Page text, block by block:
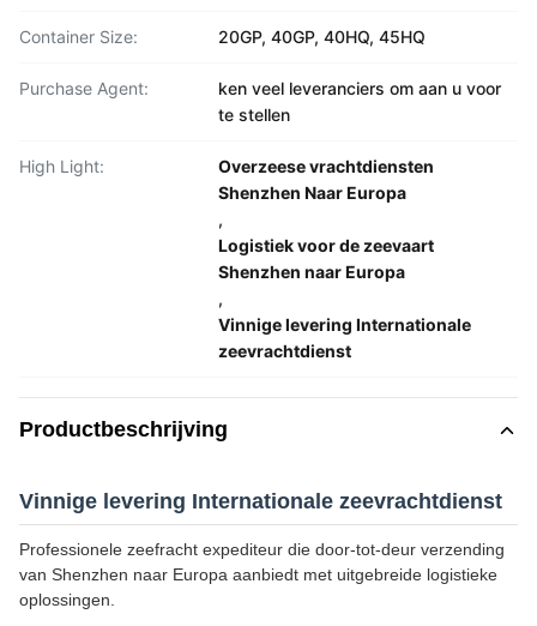
Container Size: 20GP, 40GP, 40HQ, 45HQ
Purchase Agent:
ken veel leveranciers om aan u voor
te stellen
High Light:
Overzeese vrachtdiensten
Shenzhen Naar Europa
,
Logistiek voor de zeevaart
Shenzhen naar Europa
,
Vinnige levering Internationale
zeevrachtdienst
Productbeschrijving
Vinnige levering Internationale zeevrachtdienst
Professionele zeefracht expediteur die door-tot-deur verzending
van Shenzhen naar Europa aanbiedt met uitgebreide logistieke
oplossingen.